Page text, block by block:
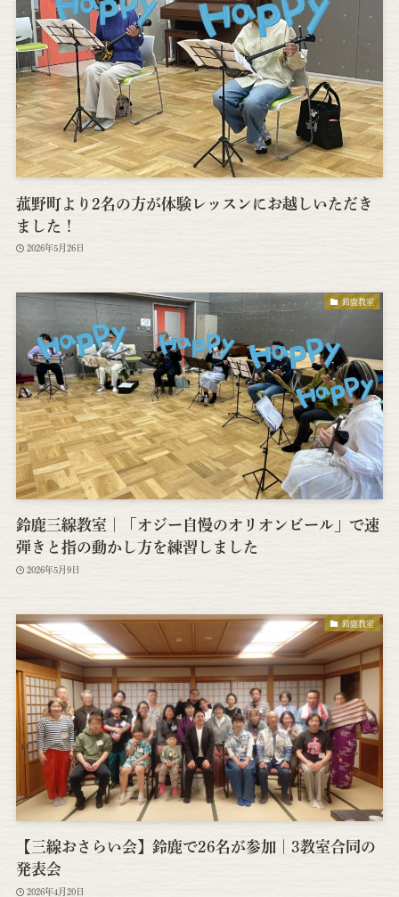
菰野町より2名の方が体験レッスンにお越しいただき
ました！
2026年5月26日
鈴鹿教室
鈴鹿三線教室｜「オジー自慢のオリオンビール」で速
弾きと指の動かし方を練習しました
2026年5月9日
鈴鹿教室
【三線おさらい会】鈴鹿で26名が参加｜3教室合同の
発表会
2026年4月20日